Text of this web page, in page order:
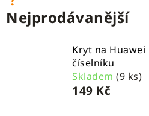
Nejprodávanější
Kryt na Huawei
číselníku
Skladem (9 ks)
149 Kč